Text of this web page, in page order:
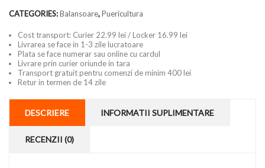
CATEGORIES:Balansoare,Puericultura
Cost transport: Curier 22.99 lei / Locker 16.99 lei
Livrarea se face in 1-3 zile lucratoare
Plata se face numerar sau online cu cardul
Livrare prin curier oriunde in tara
Transport gratuit pentru comenzi de minim 400 lei
Retur in termen de 14 zile
DESCRIERE INFORMATII SUPLIMENTARE
RECENZII (0)